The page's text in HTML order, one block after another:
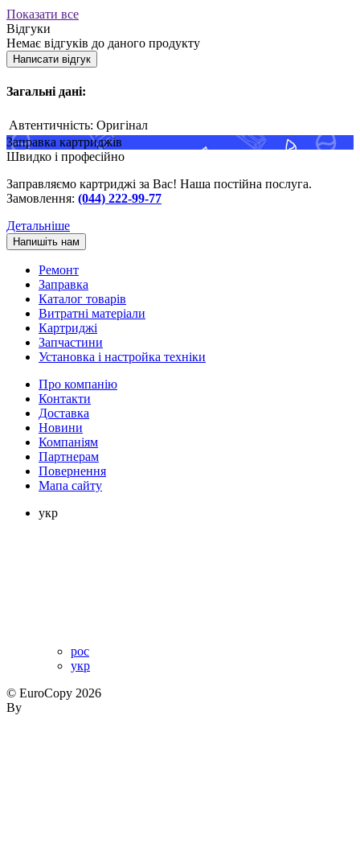
Показати все
Відгуки
Немає відгуків до даного продукту
Написати відгук
Загальні дані:
Автентичність: Оригінал
Заправка картриджів
Швидко і професійно
Заправляємо картриджі за Вас! Наша постійна послуга.
Замовлення: (044) 222-99-77
Детальніше
Напишіть нам
Ремонт
Заправка
Каталог товарів
Витратні матеріали
Картриджі
Запчастини
Установка і настройка техніки
Про компанію
Контакти
Доставка
Новини
Компаніям
Партнерам
Повернення
Мапа сайту
укр
рос
укр
© EuroCopy 2026
By